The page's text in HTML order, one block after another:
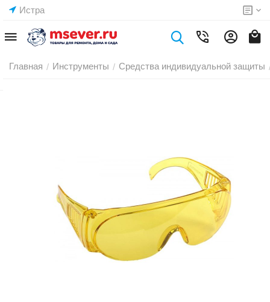
Истра
Главная / Инструменты / Средства индивидуальной защиты